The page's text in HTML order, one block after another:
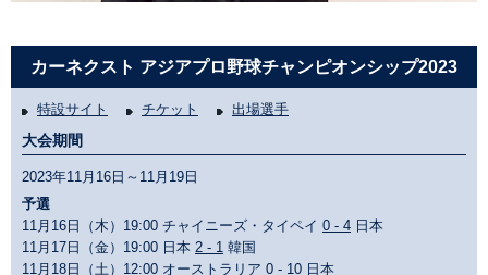
カーネクスト アジアプロ野球チャンピオンシップ2023
特設サイト チケット 出場選手
大会期間
2023年11月16日～11月19日
予選
11月16日（木）19:00 チャイニーズ・タイペイ 0 - 4 日本
11月17日（金）19:00 日本 2 - 1 韓国
11月18日（土）12:00 オーストラリア 0 - 10 日本